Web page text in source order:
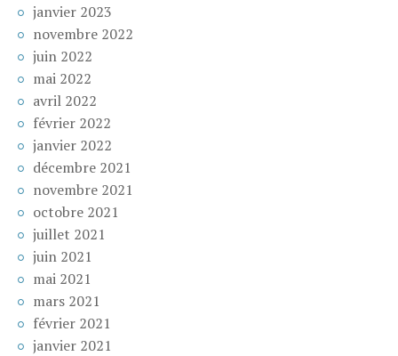
janvier 2023
novembre 2022
juin 2022
mai 2022
avril 2022
février 2022
janvier 2022
décembre 2021
novembre 2021
octobre 2021
juillet 2021
juin 2021
mai 2021
mars 2021
février 2021
janvier 2021